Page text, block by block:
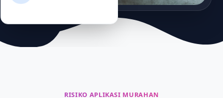
RISIKO APLIKASI MURAHAN